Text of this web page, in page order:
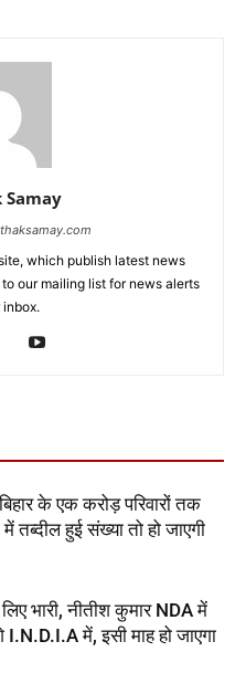
Samay
which publish latest news
our mailing list for news alerts
के एक करोड़ परिवारों तक
तब्दील हुई संख्या तो हो जाएगी
भारी, नीतीश कुमार NDA में
I.N.D.I.A में, इसी माह हो जाएगा